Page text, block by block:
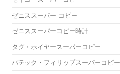
ゼニススーパー コピー
ゼニススーパーコピー時計
タグ・ホイヤースーパーコピー
パテック・フィリップスーパーコピー